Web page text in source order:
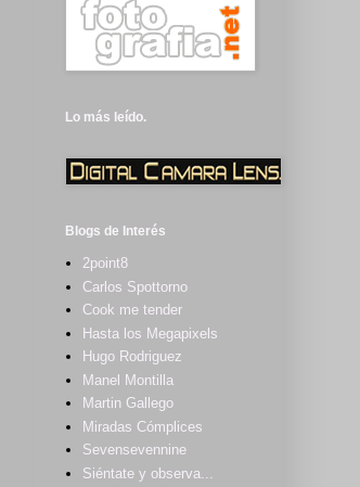
Lo más leído.
Blogs de Interés
2point8
Carlos Spottorno
Cook me tender
Hasta los Megapixels
Hugo Rodriguez
Manel Montilla
Martin Gallego
Miradas Cómplices
Sevensevennine
Siéntate y observa...